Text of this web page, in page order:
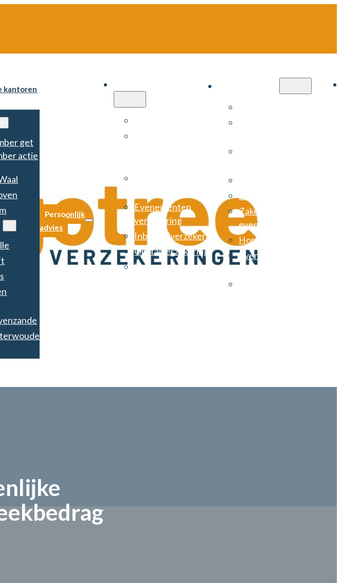
kantoren
get
actie
Persoonlijk
advies
Evenementen
verzekering
Inboedelverzekering
Opstalverzekering
Reisverzekering
ZZP verzekering
Zakelijke
Horecaverzekeringen
Evenementen
verzekering